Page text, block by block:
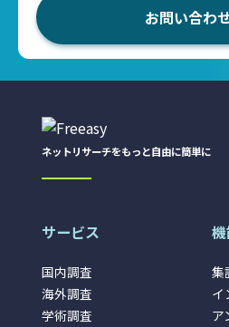
お問い合わ
ネットリサーチをもっと自由に簡単に
サービス
国内調査
海外調査
学術調査
集
イ
ア